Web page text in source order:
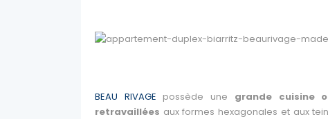
BEAU RIVAGE possède une grande cuisine
retravaillées aux formes hexagonales et aux